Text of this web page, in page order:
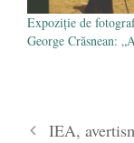
Expoziţie de
George Crăsnean:
IEA,